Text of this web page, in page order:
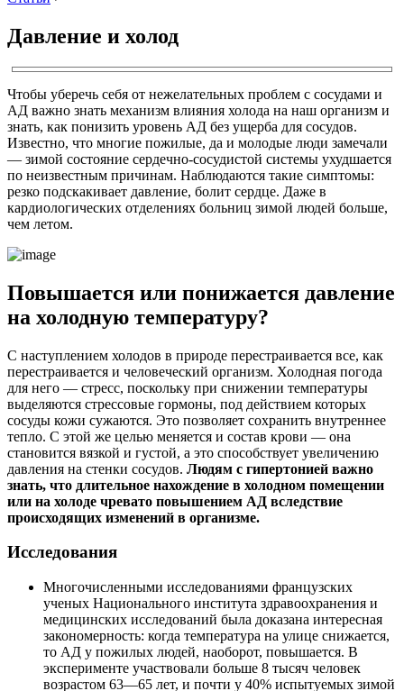
Давление и холод
Чтобы уберечь себя от нежелательных проблем с сосудами и
АД важно знать механизм влияния холода на наш организм и
знать, как понизить уровень АД без ущерба для сосудов.
Известно, что многие пожилые, да и молодые люди замечали
― зимой состояние сердечно-сосудистой системы ухудшается
по неизвестным причинам. Наблюдаются такие симптомы:
резко подскакивает давление, болит сердце. Даже в
кардиологических отделениях больниц зимой людей больше,
чем летом.
Повышается или понижается давление
на холодную температуру?
С наступлением холодов в природе перестраивается все, как
перестраивается и человеческий организм. Холодная погода
для него — стресс, поскольку при снижении температуры
выделяются стрессовые гормоны, под действием которых
сосуды кожи сужаются. Это позволяет сохранить внутреннее
тепло. С этой же целью меняется и состав крови ― она
становится вязкой и густой, а это способствует увеличению
давления на стенки сосудов. Людям с гипертонией важно
знать, что длительное нахождение в холодном помещении
или на холоде чревато повышением АД вследствие
происходящих изменений в организме.
Исследования
Многочисленными исследованиями французских
ученых Национального института здравоохранения и
медицинских исследований была доказана интересная
закономерность: когда температура на улице снижается,
то АД у пожилых людей, наоборот, повышается. В
эксперименте участвовали больше 8 тысяч человек
возрастом 63―65 лет, и почти у 40% испытуемых зимой